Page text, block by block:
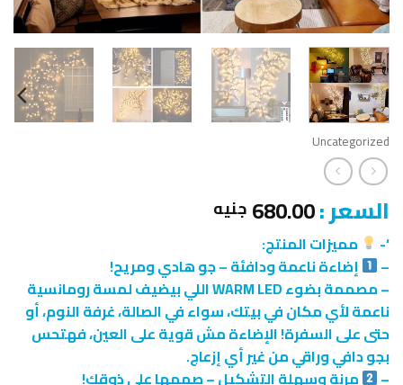
Uncategorized
السعر :680.00 جنيه
‘-
مميزات المنتج:
–
إضاءة ناعمة ودافئة – جو هادي ومريح!
– مصممة بضوء WARM LED اللي بيضيف لمسة رومانسية
ناعمة لأي مكان في بيتك، سواء في الصالة، غرفة النوم، أو
حتى على السفرة! الإضاءة مش قوية على العين، فهتحس
بجو دافي وراقي من غير أي إزعاج.
–
مرنة وسهلة التشكيل – صممها على ذوقك!